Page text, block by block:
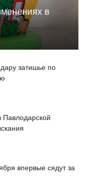
в
затишье по
впервые сядут за